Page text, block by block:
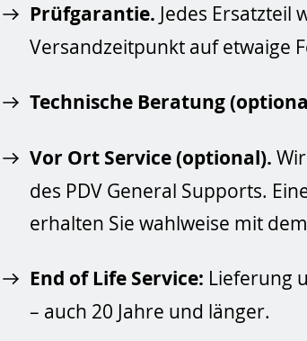
Prüfgarantie. Jedes Ersatzteil
Versandzeitpunkt auf etwaige
Technische Beratung
Vor Ort Service (optional).
des PDV General Supports.
erhalten Sie wahlweise mit
End of Life Service: Lieferung
– auch 20 Jahre und länger.